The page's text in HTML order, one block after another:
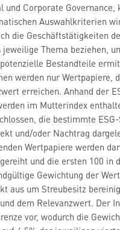
und Corporate Governance,
Auswahlkriterien
die Geschäftstätigkeiten
Thema beziehen,
Bestandteile
werden nur Wertpapiere,
erreichen. Anhand der
im Mutterindex
die bestimmte
und/oder Nachtrag
Wertpapiere werden
und die ersten 100 in
Gewichtung der
aus um Streubesitz
dem Relevanzwert. Der
vor, wodurch die